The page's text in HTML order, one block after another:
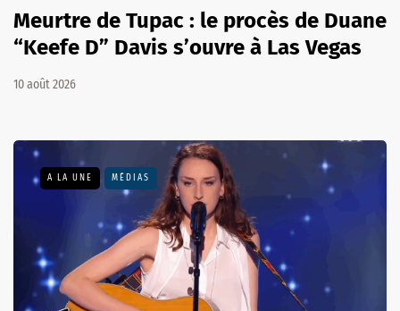
Meurtre de Tupac : le procès de Duane
“Keefe D” Davis s’ouvre à Las Vegas
10 août 2026
A LA UNE MÉDIAS